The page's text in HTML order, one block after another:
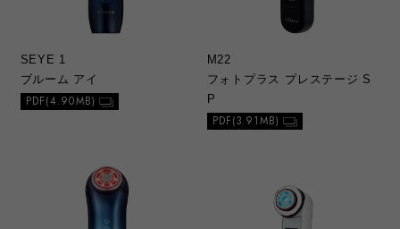
SEYE 1
ブルーム アイ
PDF(4.90MB)
M22
フォトプラス プレステージ S
P
PDF(3.91MB)